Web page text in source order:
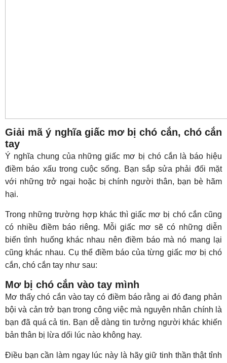
Giải mã ý nghĩa giấc mơ bị chó cắn, chó cắn
tay
Ý nghĩa chung của những giấc mơ bị chó cắn là báo hiệu
điềm báo xấu trong cuộc sống. Bạn sắp sửa phải đối mặt
với những trở ngại hoặc bị chính người thân, bạn bè hãm
hại.
Trong những trường hợp khác thì giấc mơ bị chó cắn cũng
có nhiều điềm báo riêng. Mỗi giấc mơ sẽ có những diễn
biến tình huống khác nhau nên điềm báo mà nó mang lại
cũng khác nhau. Cụ thể điềm báo của từng giấc mơ bị chó
cắn, chó cắn tay như sau:
Mơ bị chó cắn vào tay mình
Mơ thấy chó cắn vào tay có điềm báo rằng ai đó đang phản
bội và cản trở bạn trong công việc mà nguyên nhân chính là
bạn đã quá cả tin. Bạn dễ dàng tin tưởng người khác khiến
bản thân bị lừa dối lúc nào không hay.
Điều bạn cần làm ngay lúc này là hãy giữ tinh thần thật tỉnh